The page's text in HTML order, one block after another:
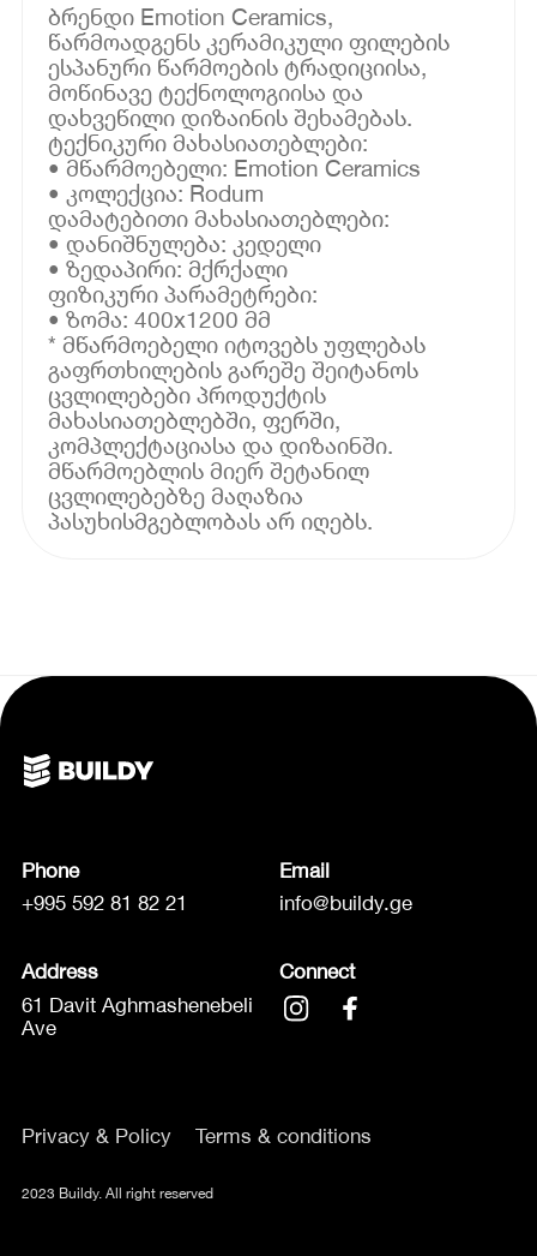
ბრენდი Emotion Ceramics,
წარმოადგენს კერამიკული ფილების
ესპანური წარმოების ტრადიციისა,
მოწინავე ტექნოლოგიისა და
დახვეწილი დიზაინის შეხამებას.
ტექნიკური მახასიათებლები:
• მწარმოებელი: Emotion Ceramics
• კოლექცია: Rodum
დამატებითი მახასიათებლები:
• დანიშნულება: კედელი
• ზედაპირი: მქრქალი
ფიზიკური პარამეტრები:
• ზომა: 400x1200 მმ
* მწარმოებელი იტოვებს უფლებას
გაფრთხილების გარეშე შეიტანოს
ცვლილებები პროდუქტის
მახასიათებლებში, ფერში,
კომპლექტაციასა და დიზაინში.
მწარმოებლის მიერ შეტანილ
ცვლილებებზე მაღაზია
პასუხისმგებლობას არ იღებს.
Phone
+995 592 81 82 21
Email
info@buildy.ge
Address
61 Davit Aghmashenebeli
Ave
Connect
Privacy & Policy Terms & conditions
2023 Buildy. All right reserved